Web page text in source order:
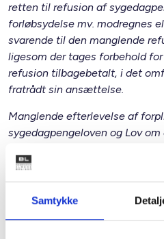
Samtykke
retten til refusion af
forløbsydelse mv. modregnes
svarende til den manglende
ligesom der tages forbehold
refusion tilbagebetalt, i det
fratrådt sin ansættelse.
Manglende efterlevelse af
sygedagpengeloven og Lov
misligholdelse af
ophævelse af dette”.